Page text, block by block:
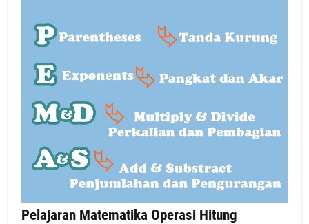
Pelajaran Matematika Operasi Hitung